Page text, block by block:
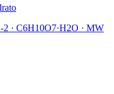
2 · C6H10O7·H2O · MW